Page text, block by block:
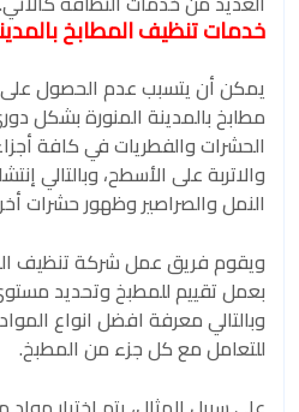
خدمات تنظيف المطابخ
يمكن أن يتسبب عدم الحصول
مطابخ بالمدينة المنورة بشكل
الحشرات والفطريات في كافة
والاتربة على الأسطح، وبالتالي
النمل والصراصير وظهور حشرات
ويقوم فريق عمل شركة تنظيف
بعمل تقييم للمطبخ وتحديد
وبالتالي معرفة افضل انواع
للتعامل مع كل جزء من المطبخ.